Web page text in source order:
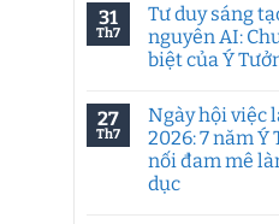
31
Th7
Tư duy sáng
nguyên AI:
biệt của Ý
bình
luận
ở
Tư
duy
sáng
27
Th7
Ngày hội việc
2026: 7 năm Ý
nối đam mê
dục